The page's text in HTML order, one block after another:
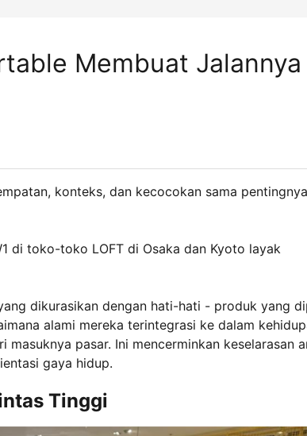
Membuat
konteks, dan kecocokan sama pentingnya
di toko-toko LOFT di Osaka dan Kyoto layak
dikurasikan dengan hati-hati - produk yang
alami mereka terintegrasi ke dalam
masuknya pasar. Ini mencerminkan keselarasan
gaya hidup.
Tinggi